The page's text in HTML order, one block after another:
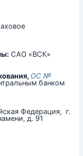
САО «ВСК»
ОС №
банком
Федерация, г.
д. 91